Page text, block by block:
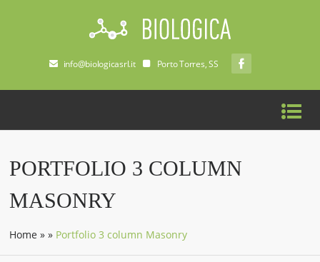
info@biologicasrl.it Porto Torres, SS
PORTFOLIO 3 COLUMN
MASONRY
Home »» Portfolio 3 column Masonry